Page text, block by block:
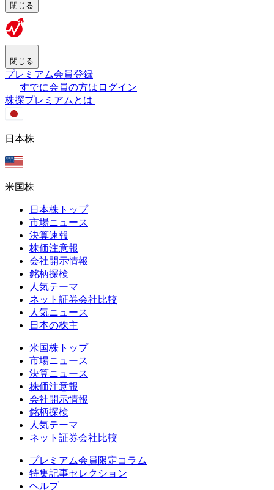
閉じる
閉じる
プレミアム会員登録
すでに会員の方はログイン
株探プレミアムとは
日本株
米国株
日本株トップ
市場ニュース
決算速報
株価注意報
会社開示情報
銘柄探検
人気テーマ
ネット証券会社比較
人気ニュース
日本の株主
米国株トップ
市場ニュース
決算ニュース
株価注意報
会社開示情報
銘柄探検
人気テーマ
ネット証券会社比較
プレミアム会員限定コラム
特集記事セレクション
ヘルプ